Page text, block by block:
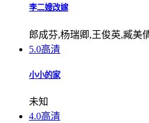
李二嫂改嫁
郎成芬,杨瑞卿,王俊英,臧美
5.0高清
小小的家
未知
4.0高清